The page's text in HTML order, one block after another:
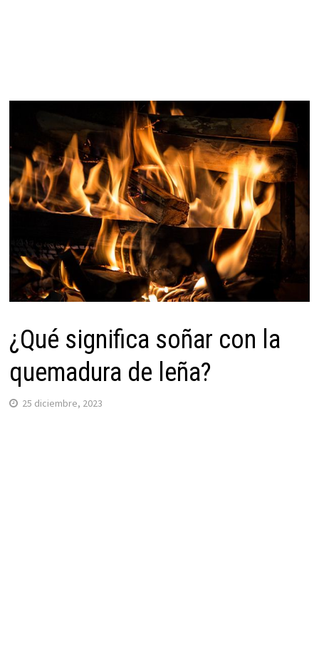
¿Qué significa soñar con la
quemadura de leña?
25 diciembre, 2023